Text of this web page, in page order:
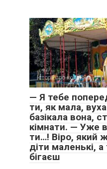
Історії про кохання
— Я тебе
ти, як мала,
базікала вона,
кімнати. — Уже
ти…! Віро, який
діти маленькі,
бігаєш